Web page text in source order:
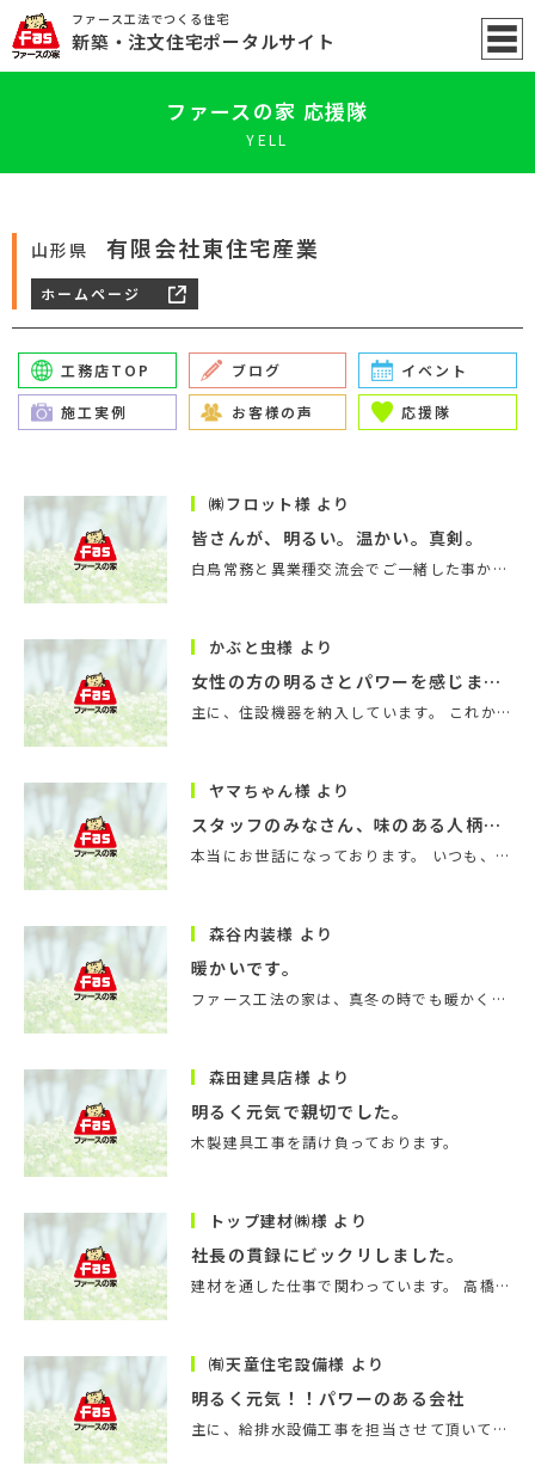
ファース工法でつくる住宅
新築 ・注文住宅ポータルサイト
ファースの家 応援隊
YELL
山形県 有限会社東住宅産業
ホームページ
工務店TOP ブログ イベント
施工実例 お客様の声 応援隊
㈱フロット様 より
皆さんが、明るい。温かい。真剣。
白鳥常務と異業種交流会でご一緒した事から始まり、会社案内デザインをお手伝いしています。最初の打合せ…
かぶと虫様 より
女性の方の明るさとパワーを感じました。
主に、住設機器を納入しています。 これからも御社の少しでも力になれる様、情報、さまざまな提案をさせて…
ヤマちゃん様 より
スタッフのみなさん、味のある人柄ですてきです。
本当にお世話になっております。 いつも、ファミリー感があり、元気を頂いております。 これからも、お客…
森谷内装様 より
暖かいです。
ファース工法の家は、真冬の時でも暖かく、作業効率がとてもいいです。
森田建具店様 より
明るく元気で親切でした。
木製建具工事を請け負っております。
トップ建材㈱様 より
社長の貫録にビックリしました。
建材を通した仕事で関わっています。 高橋部長今後ともよろしくお願い致します。 又、石川さんのいれてく…
㈲天童住宅設備様 より
明るく元気！！パワーのある会社
主に、給排水設備工事を担当させて頂いております。 少人数でありながらも、目配り・気配りのあるとても暖…